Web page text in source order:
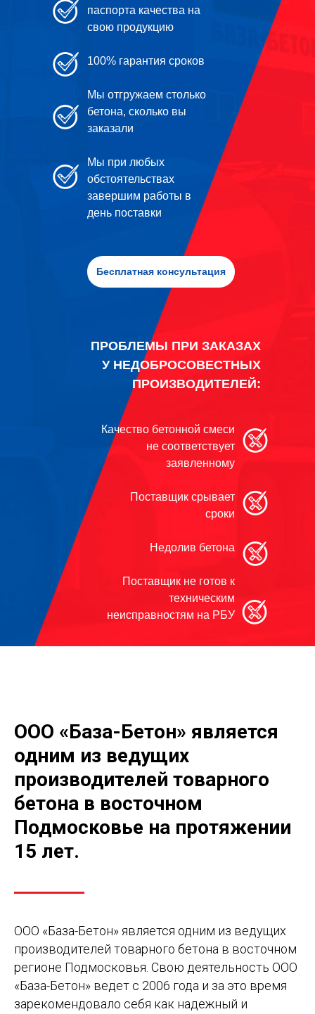
Качество бетонной смеси
не соответствует
заявленному
Поставщик срывает
сроки
Недолив бетона
Поставщик не готов к
техническим
неисправностям на РБУ
паспорта качества на
свою продукцию
100% гарантия сроков
Мы отгружаем столько
бетона, сколько вы
заказали
Мы при любых
обстоятельствах
завершим работы в
день поставки
Бесплатная консультация
ПРОБЛЕМЫ ПРИ ЗАКАЗАХ
У НЕДОБРОСОВЕСТНЫХ
ПРОИЗВОДИТЕЛЕЙ:
ООО «База-Бетон» является
одним из ведущих
производителей товарного
бетона в восточном
Подмосковье на протяжении
15 лет.
ООО «База-Бетон» является одним из ведущих
производителей товарного бетона в восточном
регионе Подмосковья. Свою деятельность ООО
«База-Бетон» ведет с 2006 года и за это время
зарекомендовало себя как надежный и